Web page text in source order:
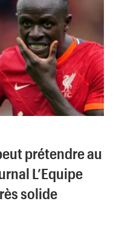
prétendre au
L’Equipe
solide